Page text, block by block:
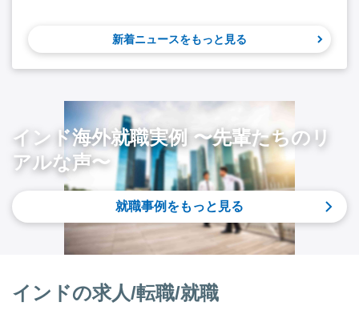
新着ニュースをもっと見る
インド海外就職実例 〜先輩たちのリ
アルな声〜
就職事例をもっと見る
インドの求人/転職/就職